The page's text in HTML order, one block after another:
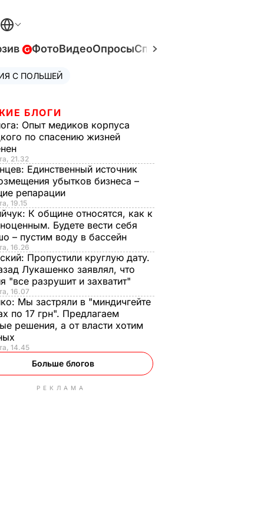
ФотоВидеоОпросыСпецпроекты
С ПОЛЬШЕЙ
БЛОГИ
Опыт медиков корпуса
по спасению жизней
21.32
Единственный источник
убытков бизнеса –
репарации
19.15
К общине относятся, как к
Будете вести себя
– пустим воду в бассейн
16.26
Пропустили круглую дату.
Лукашенко заявлял, что
"все разрушит и захватит"
16.07
Мы застряли в "миндичгейте
по 17 грн". Предлагаем
решения, а от власти хотим
14.45
Больше блогов
РЕКЛАМА